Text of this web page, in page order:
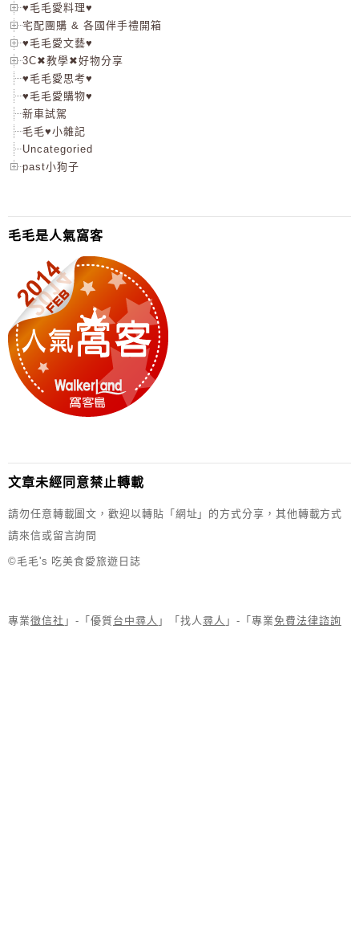
♥毛毛愛料理♥
宅配團購 & 各國伴手禮開箱
♥毛毛愛文藝♥
3C✖教學✖好物分享
♥毛毛愛思考♥
♥毛毛愛購物♥
新車試駕
毛毛♥小雜記
Uncategoried
past小狗子
毛毛是人氣窩客
文章未經同意禁止轉載
請勿任意轉載圖文，歡迎以轉貼「網址」的方式分享，其他轉載方式
請來信或留言詢問
©毛毛's 吃美食愛旅遊日誌
專業徵信社 」-「優質台中尋人 」「找人 尋人 」-「專業免費法律諮詢